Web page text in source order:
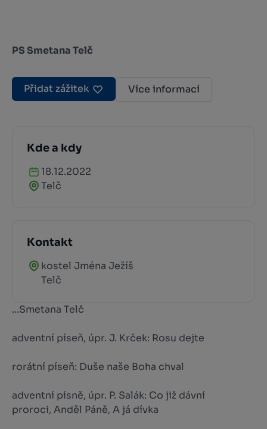
PS Smetana Telč
Přidat zážitek Více informací
Kde a kdy
18.12.2022
Telč
Kontakt
kostel Jména Ježíš
Telč
...Smetana Telč
adventní píseň, úpr. J. Krček: Rosu dejte
rorátní píseň: Duše naše Boha chval
adventní písně, úpr. P. Salák: Co již dávní
proroci, Anděl Páně, A já dívka